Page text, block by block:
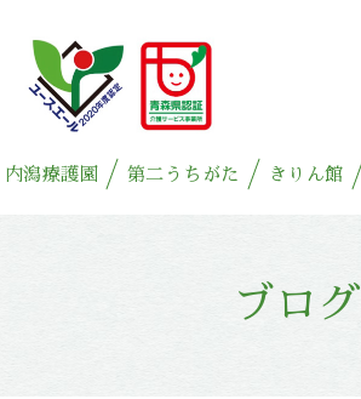
内潟療護園 第二うちがた きりん館
ブログ